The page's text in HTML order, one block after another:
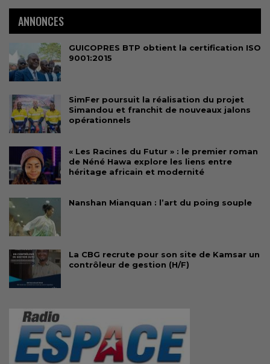
ANNONCES
GUICOPRES BTP obtient la certification ISO
9001:2015
SimFer poursuit la réalisation du projet
Simandou et franchit de nouveaux jalons
opérationnels
« Les Racines du Futur » : le premier roman
de Néné Hawa explore les liens entre
héritage africain et modernité
Nanshan Mianquan : l’art du poing souple
La CBG recrute pour son site de Kamsar un
contrôleur de gestion (H/F)